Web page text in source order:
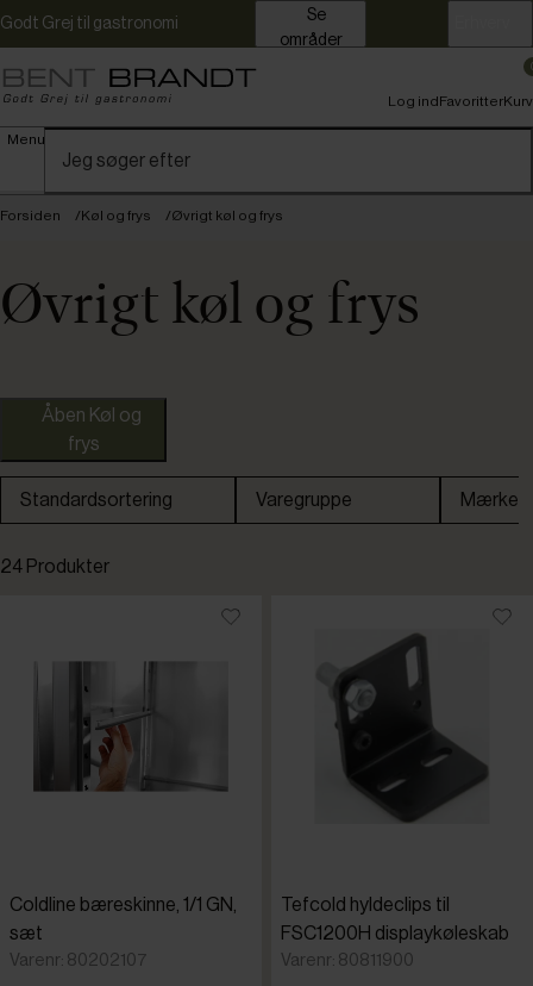
Godt Grej til gastronomi
områder
Menu
Log indFavoritterKurv
Forsiden Køl og frys Øvrigt køl og frys
Øvrigt køl og frys
frys
Standardsortering
Laveste pris
Højeste pris
Tilføjet for nylig
Varegruppe
Isenkram
Rullemateriel og inventar
Mærke
24 Produkter
Coldline bæreskinne, 1/1 GN,
sæt
Varenr: 80202107
Tefcold hyldeclips til
FSC1200H displaykøleskab
Varenr: 80811900